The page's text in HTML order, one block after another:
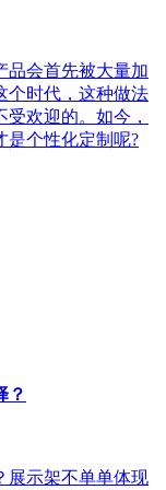
品会首先被大量加
个时代，这种做法
欢迎的。如今，
是个性化定制呢?
？
展示架不单单体现